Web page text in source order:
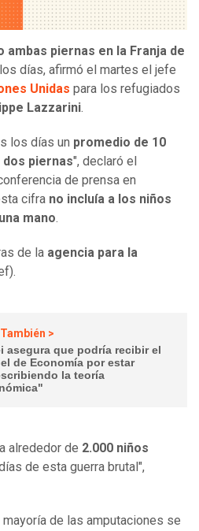
ambas piernas en la Franja de
días, afirmó el martes el jefe
Unidas para los refugiados
Lazzarini.
los días un promedio de 10
dos piernas", declaró el
de prensa en
cifra no incluía a los niños
mano.
de la agencia para la
>
asegura que podría recibir el
de Economía por estar
la teoría
alrededor de 2.000 niños
de esta guerra brutal",
de las amputaciones se